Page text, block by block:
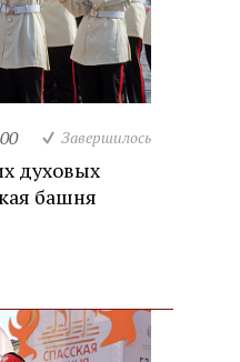
Завершилось
духовых
башня